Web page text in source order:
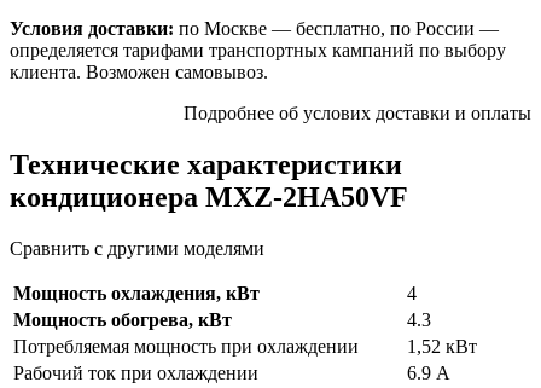
Условия доставки: по Москве — бесплатно, по России —
определяется тарифами транспортных кампаний по выбору
клиента. Возможен самовывоз.
Подробнее об услових доставки и оплаты
Технические характеристики
кондиционера MXZ-2HA50VF
Сравнить с другими моделями
Мощность охлаждения, кВт
4
Мощность обогрева, кВт
4.3
Потребляемая мощность при охлаждении
1,52 кВт
Рабочий ток при охлаждении
6.9 А